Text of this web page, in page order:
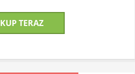
KUP TERAZ